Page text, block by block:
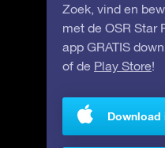
Zoek, vind en
met de OSR Star
app GRATIS
of de Play Store!
Download